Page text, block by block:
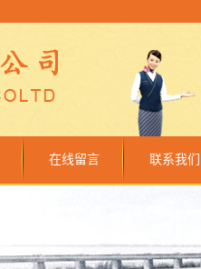
在线留言 联系我们